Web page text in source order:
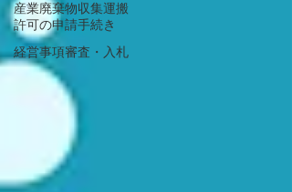
産業廃棄物収集運搬
許可の申請手続き
経営事項審査・入札